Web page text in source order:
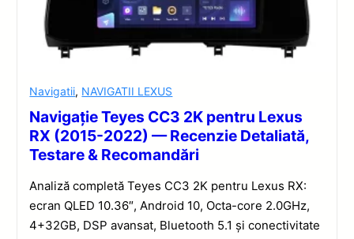
Navigatii, NAVIGATII LEXUS
Navigație Teyes CC3 2K pentru Lexus
RX (2015-2022) — Recenzie Detaliată,
Testare & Recomandări
Analiză completă Teyes CC3 2K pentru Lexus RX:
ecran QLED 10.36″, Android 10, Octa-core 2.0GHz,
4+32GB, DSP avansat, Bluetooth 5.1 și conectivitate